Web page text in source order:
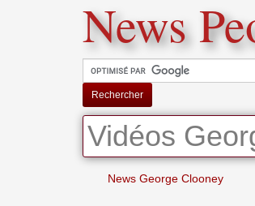
News
Rechercher
Vidéos
News George Clooney